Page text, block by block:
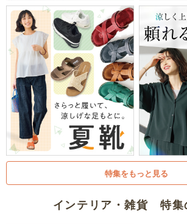
特集をもっと見る
インテリア・雑貨 特集